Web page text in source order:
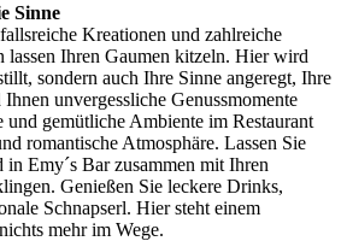
Sinne
Kreationen und zahlreiche
lassen Ihren Gaumen kitzeln. Hier wird
sondern auch Ihre Sinne angeregt, Ihre
unvergessliche Genussmomente
und gemütliche Ambiente im Restaurant
romantische Atmosphäre. Lassen Sie
in Emy´s Bar zusammen mit Ihren
Genießen Sie leckere Drinks,
Schnapserl. Hier steht einem
mehr im Wege.